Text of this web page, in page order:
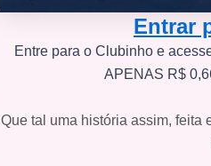
Entrar
Entre para o Clubinho e
APENAS R$
Que tal uma história assim, feita